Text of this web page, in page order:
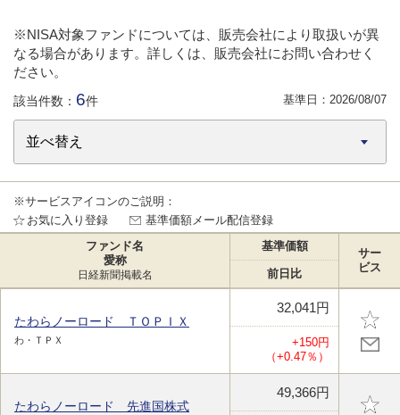
※NISA対象ファンドについては、販売会社により取扱いが異
なる場合があります。詳しくは、販売会社にお問い合わせく
ださい。
該当件数： 6件 基準日： 2026/08/07
※サービスアイコンのご説明：
お気に入り登録
基準価額メール配信登録
ファンド名
愛称
日経新聞掲載名
基準価額
サー
ビス
前日比
たわらノーロード ＴＯＰＩＸ
わ・ＴＰＸ
32,041円
+150円
（+0.47％）
たわらノーロード 先進国株式
49,366円